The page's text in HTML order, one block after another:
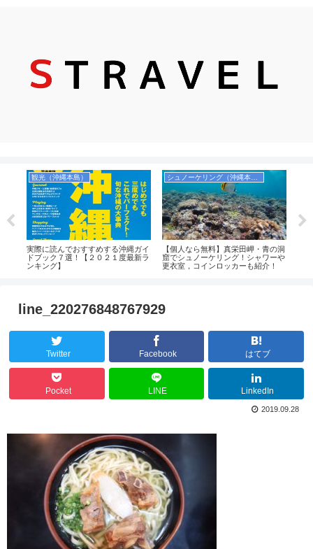
観光（沖縄本島）
実際に読んでおすすめする沖縄ガイ
ドブック７選！【２０２１度最新ラ
ンキング】
シュノーケリング（沖縄本島）
【個人なら無料】真栄田岬・青の洞
窟でシュノーケリング！シャワーや
更衣室，コインロッカーも紹介！
line_220276848767929
Twitter Facebook はてブ
Pocket LINE LinkedIn
2019.09.28